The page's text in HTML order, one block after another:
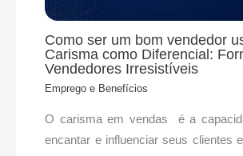
Como ser um bom vendedor
Carisma como Diferencial:
Vendedores Irresistíveis
Emprego e Benefícios
O carisma em vendas é a
encantar e influenciar seus clientes